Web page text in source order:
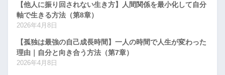
【他人に振り回されない生き方】人間関係を最小化して自分
軸で生きる方法（第8章）
2026年4月8日
【孤独は最強の自己成長時間】一人の時間で人生が変わった
理由｜自分と向き合う方法（第7章）
2026年4月8日